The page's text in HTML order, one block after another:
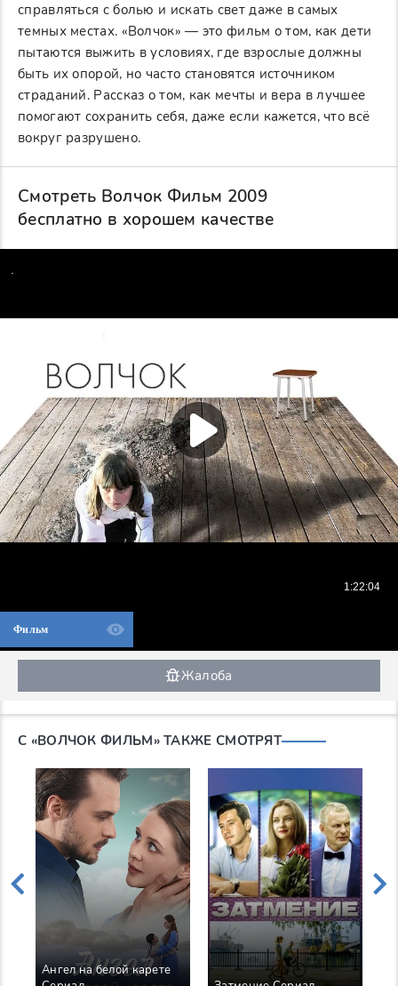
справляться с болью и искать свет даже в самых
темных местах. «Волчок» — это фильм о том, как дети
пытаются выжить в условиях, где взрослые должны
быть их опорой, но часто становятся источником
страданий. Рассказ о том, как мечты и вера в лучшее
помогают сохранить себя, даже если кажется, что всё
вокруг разрушено.
Смотреть Волчок Фильм 2009
бесплатно в хорошем качестве
Фильм
Жалоба
С «ВОЛЧОК ФИЛЬМ» ТАКЖЕ СМОТРЯТ
Ангел на белой карете